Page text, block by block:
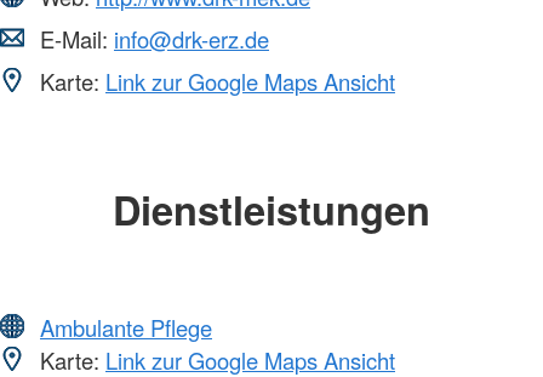
E-Mail: info@drk-erz.de
Karte: Link zur Google Maps Ansicht
Dienstleistungen
Ambulante Pflege
Karte: Link zur Google Maps Ansicht